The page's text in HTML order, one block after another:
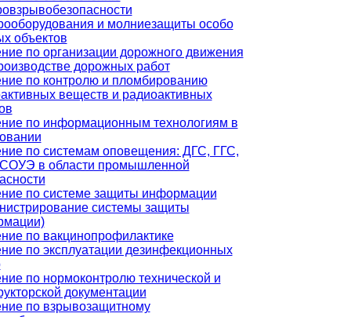
и молниезащиты особо
объектов
по организации дорожного движения
дорожных работ
по контролю и пломбированию
веществ и радиоактивных
по информационным технологиям в
по системам оповещения: ДГС, ГГС,
в области промышленной
по системе защиты информации
системы защиты
по вакцинопрофилактике
по эксплуатации дезинфекционных
по нормоконтролю технической и
документации
по взрывозащитному